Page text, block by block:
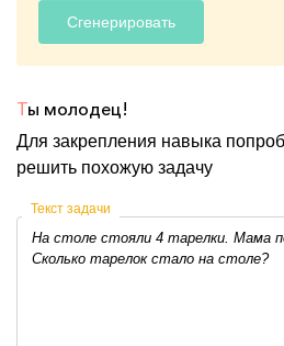
Сгенерировать
Ты молодец!
Для закрепления навыка
решить похожую задачу
Текст задачи